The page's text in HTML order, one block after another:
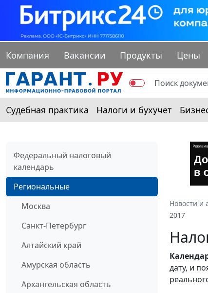
Компания Вакансии Продукты Цены
Судебная практика Налоги и бухучет
Федеральный налоговый
календарь
Региональные
Москва
Санкт-Петербург
Алтайский край
Амурская область
Архангельская область
Новости и
2017
дату, и